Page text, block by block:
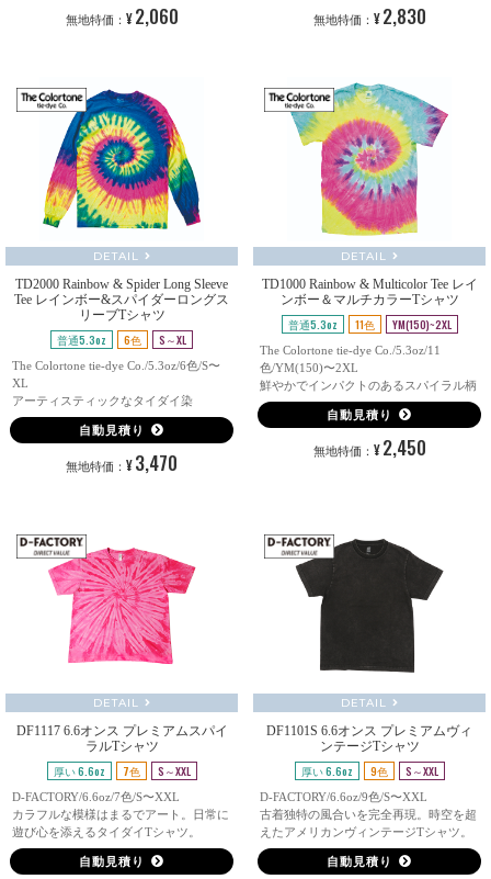
無地特価： ¥ 2,060 無地特価： ¥ 2,830
DETAIL
TD2000 Rainbow & Spider Long Sleeve
Tee レインボー&スパイダーロングス
リーブTシャツ
普通5.3oz 6色 S～XL
The Colortone tie-dye Co./5.3oz/6色/S〜
XL
アーティスティックなタイダイ染
自動見積り
無地特価：¥ 3,470
DETAIL
TD1000 Rainbow & Multicolor Tee レイ
ンボー＆マルチカラーTシャツ
普通5.3oz 11色 YM(150)~2XL
The Colortone tie-dye Co./5.3oz/11
色/YM(150)〜2XL
鮮やかでインパクトのあるスパイラル柄
自動見積り
無地特価： ¥ 2,450
DETAIL
DF1117 6.6オンス プレミアムスパイ
ラルTシャツ
厚い 6.6oz 7色 S～XXL
D-FACTORY/6.6oz/7色/S〜XXL
カラフルな模様はまるでアート。日常に
遊び心を添えるタイダイTシャツ。
自動見積り
DETAIL
DF1101S 6.6オンス プレミアムヴィ
ンテージTシャツ
厚い 6.6oz 9色 S～XXL
D-FACTORY/6.6oz/9色/S〜XXL
古着独特の風合いを完全再現。時空を超
えたアメリカンヴィンテージTシャツ。
自動見積り